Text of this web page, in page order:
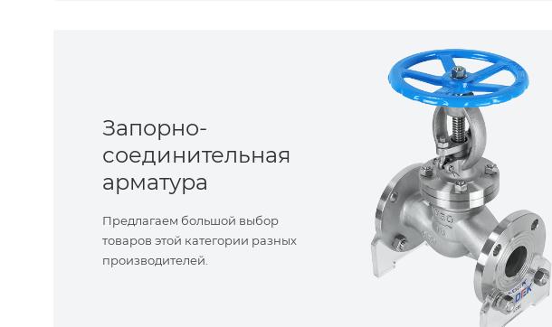
Запорно-
соединительная
арматура
Предлагаем большой выбор
товаров этой категории разных
производителей.